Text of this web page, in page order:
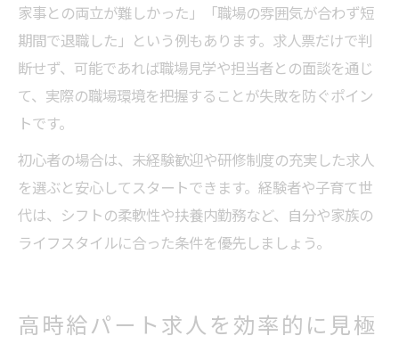
家事との両立が難しかった」「職場の雰囲気が合わず短
期間で退職した」という例もあります。求人票だけで判
断せず、可能であれば職場見学や担当者との面談を通じ
て、実際の職場環境を把握することが失敗を防ぐポイン
トです。
初心者の場合は、未経験歓迎や研修制度の充実した求人
を選ぶと安心してスタートできます。経験者や子育て世
代は、シフトの柔軟性や扶養内勤務など、自分や家族の
ライフスタイルに合った条件を優先しましょう。
高時給パート求人を効率的に見極